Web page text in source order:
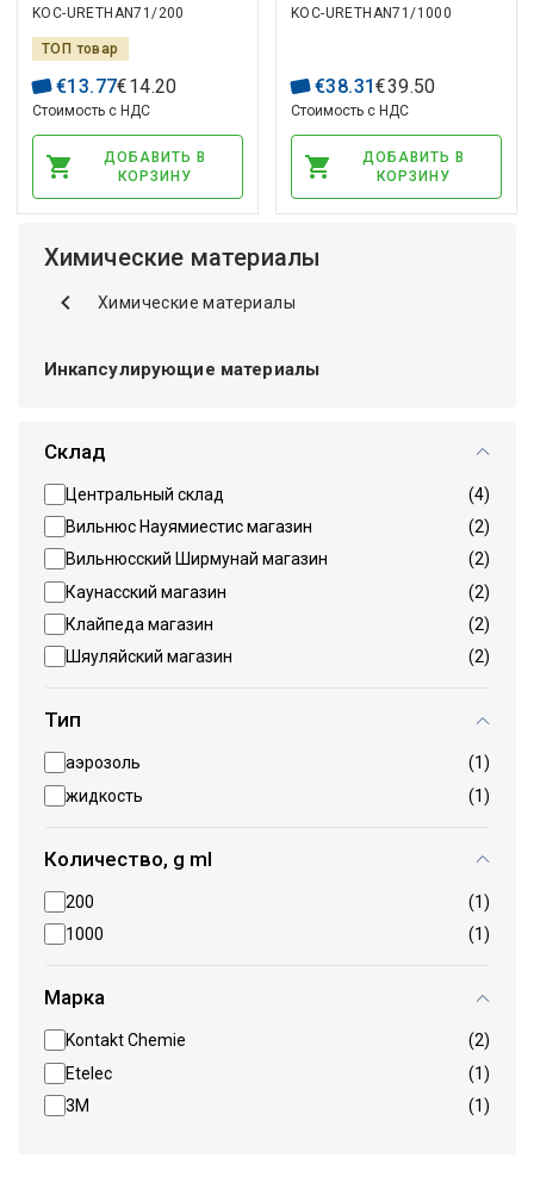
KOC-URETHAN71/200
ТОП товар
€13.77€14.20
Стоимость с НДС
ДОБАВИТЬ В
КОРЗИНУ
Chemie
KOC-URETHAN71/1000
€38.31€39.50
Стоимость с НДС
ДОБАВИТЬ В
КОРЗИНУ
Химические материалы
Химические материалы
Инкапсулирующие материалы
Склад
Центральный склад
(4)
Вильнюс Науямиестис магазин
(2)
Вильнюсский Ширмунай магазин
(2)
Каунасский магазин
(2)
Клайпеда магазин
(2)
Шяуляйский магазин
(2)
Тип
аэрозоль
(1)
жидкость
(1)
Количество, g ml
200
(1)
1000
(1)
Марка
Kontakt Chemie
(2)
Etelec
(1)
3M
(1)